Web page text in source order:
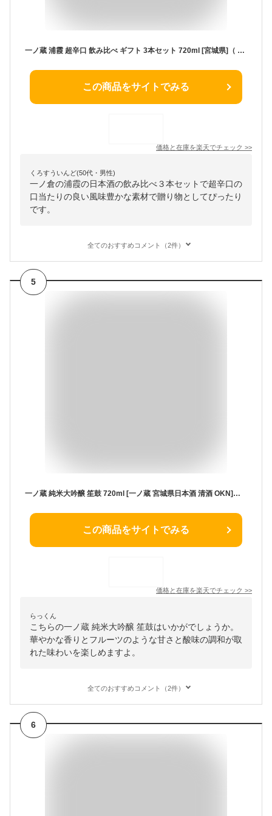
一ノ蔵 浦霞 超辛口 飲み比べ ギフト 3本セット 720ml [宮城県]（ 純米辛口 特別純米酒 超辛口 無鑑査 本醸造 ） 一の蔵 お酒 日本酒 誕生日 お中元 御中元 母の日 父の日 お歳暮 御歳暮 敬老の日
この商品をサイトでみる
価格と在庫を楽天でチェック >>
くろすういんど(50代・男性)
一ノ倉の浦霞の日本酒の飲み比べ３本セットで超辛口の
口当たりの良い風味豊かな素材で贈り物としてぴったり
です。
全てのおすすめコメント（2件）
5
一ノ蔵 純米大吟醸 笙鼓 720ml [一ノ蔵 宮城県日本酒 清酒 OKN]ギフト プレゼント 敬老の日 クリスマス お歳暮
この商品をサイトでみる
価格と在庫を楽天でチェック >>
らっくん
こちらの一ノ蔵 純米大吟醸 笙鼓はいかがでしょうか。
華やかな香りとフルーツのような甘さと酸味の調和が取
れた味わいを楽しめますよ。
全てのおすすめコメント（2件）
6